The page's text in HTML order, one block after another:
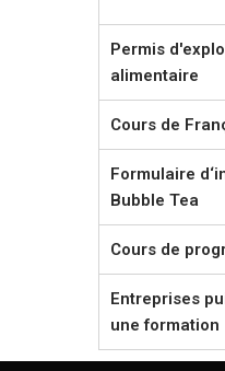
Permis
alimentaire
Cours de
Formulaire
Bubble Tea
Cours de
Entreprises
une formation